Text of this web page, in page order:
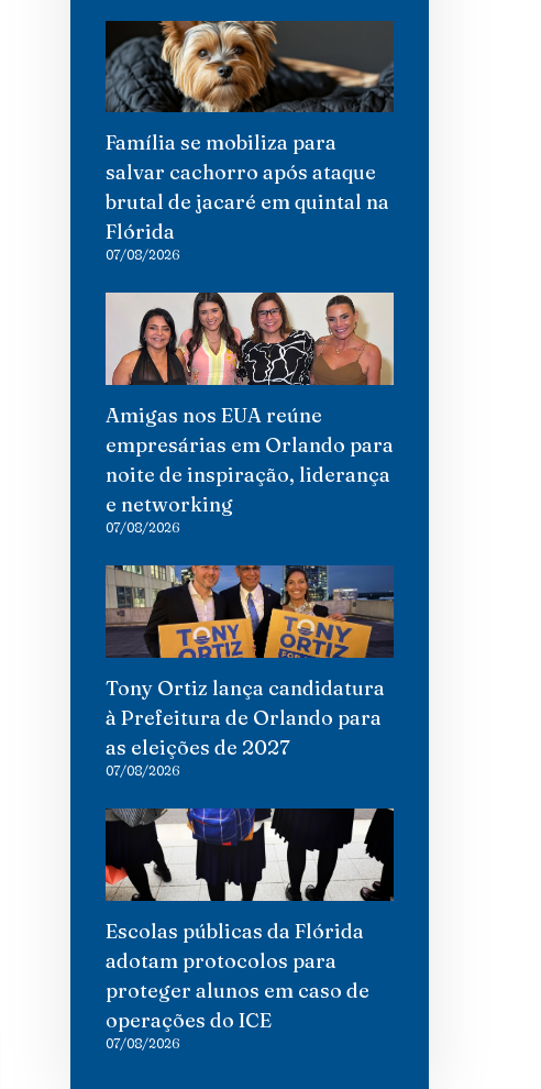
Família se mobiliza para
salvar cachorro após ataque
brutal de jacaré em quintal na
Flórida
07/08/2026
Amigas nos EUA reúne
empresárias em Orlando para
noite de inspiração, liderança
e networking
07/08/2026
Tony Ortiz lança candidatura
à Prefeitura de Orlando para
as eleições de 2027
07/08/2026
Escolas públicas da Flórida
adotam protocolos para
proteger alunos em caso de
operações do ICE
07/08/2026